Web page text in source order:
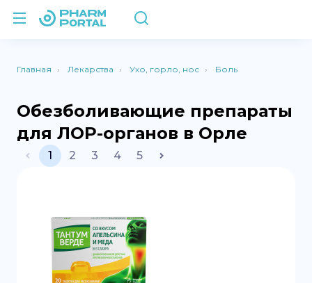
Главная Лекарства Ухо, горло, нос Боль
Обезболивающие препараты
для ЛОР-органов в Орле
1 2 3 4 5